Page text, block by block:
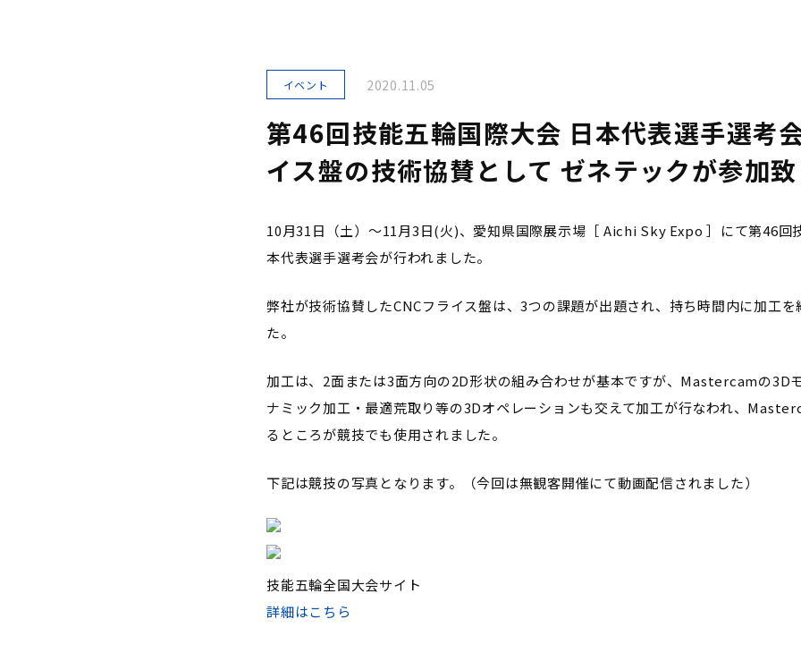
イベント 2020.11.05
第46回技能五輪国際大会 日本代表選手選考
イス盤の技術協賛として ゼネテックが参加
10月31日（土）～11月3日(火)、愛知県国際展示場［ Aichi Sky Expo ］にて第46回
本代表選手選考会が行われました。
弊社が技術協賛したCNCフライス盤は、3つの課題が出題され、持ち時間内に加工
た。
加工は、2面または3面方向の2D形状の組み合わせが基本ですが、Mastercamの3D
ナミック加工・最適荒取り等の3Dオペレーションも交えて加工が行なわれ、
るところが競技でも使用されました。
下記は競技の写真となります。（今回は無観客開催にて動画配信されました）
技能五輪全国大会サイト
詳細はこちら